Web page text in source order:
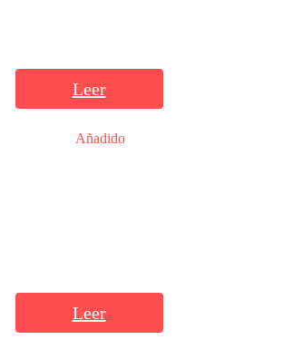
Leer
Añadido
Leer